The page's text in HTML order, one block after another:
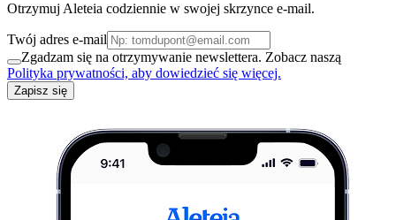
Otrzymuj Aleteia codziennie w swojej skrzynce e-mail.
Twój adres e-mail
Zgadzam się na otrzymywanie newslettera. Zobacz naszą
Polityka prywatności, aby dowiedzieć się więcej.
Zapisz się